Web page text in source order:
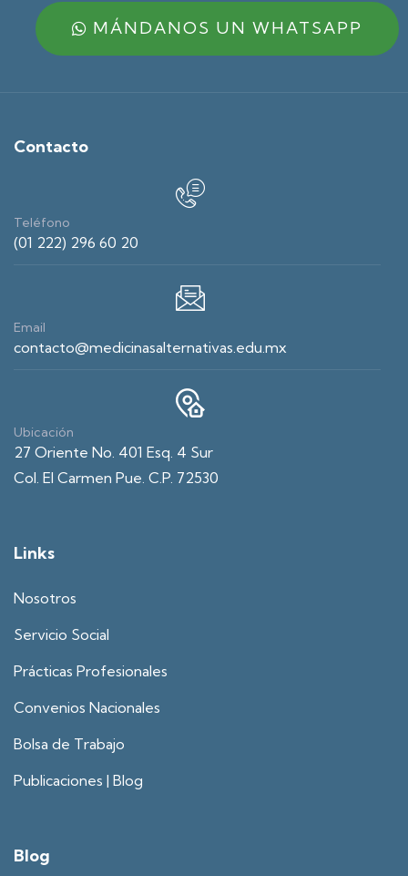
MÁNDANOS UN WHATSAPP
Contacto
Teléfono
(01 222) 296 60 20
Email
contacto@medicinasalternativas.edu.mx
Ubicación
27 Oriente No. 401 Esq. 4 Sur
Col. El Carmen Pue. C.P. 72530
Links
Nosotros
Servicio Social
Prácticas Profesionales
Convenios Nacionales
Bolsa de Trabajo
Publicaciones | Blog
Blog